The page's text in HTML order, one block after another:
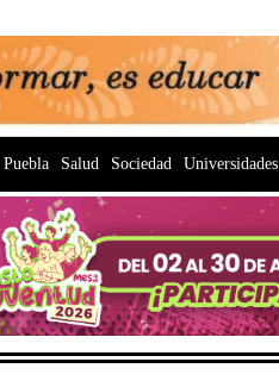
Puebla Salud Sociedad Universidades